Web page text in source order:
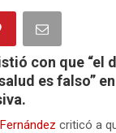
con que “el
es falso”
criticó a